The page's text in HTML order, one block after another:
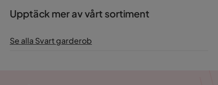
Upptäck mer av vårt sortiment
Se alla Svart garderob